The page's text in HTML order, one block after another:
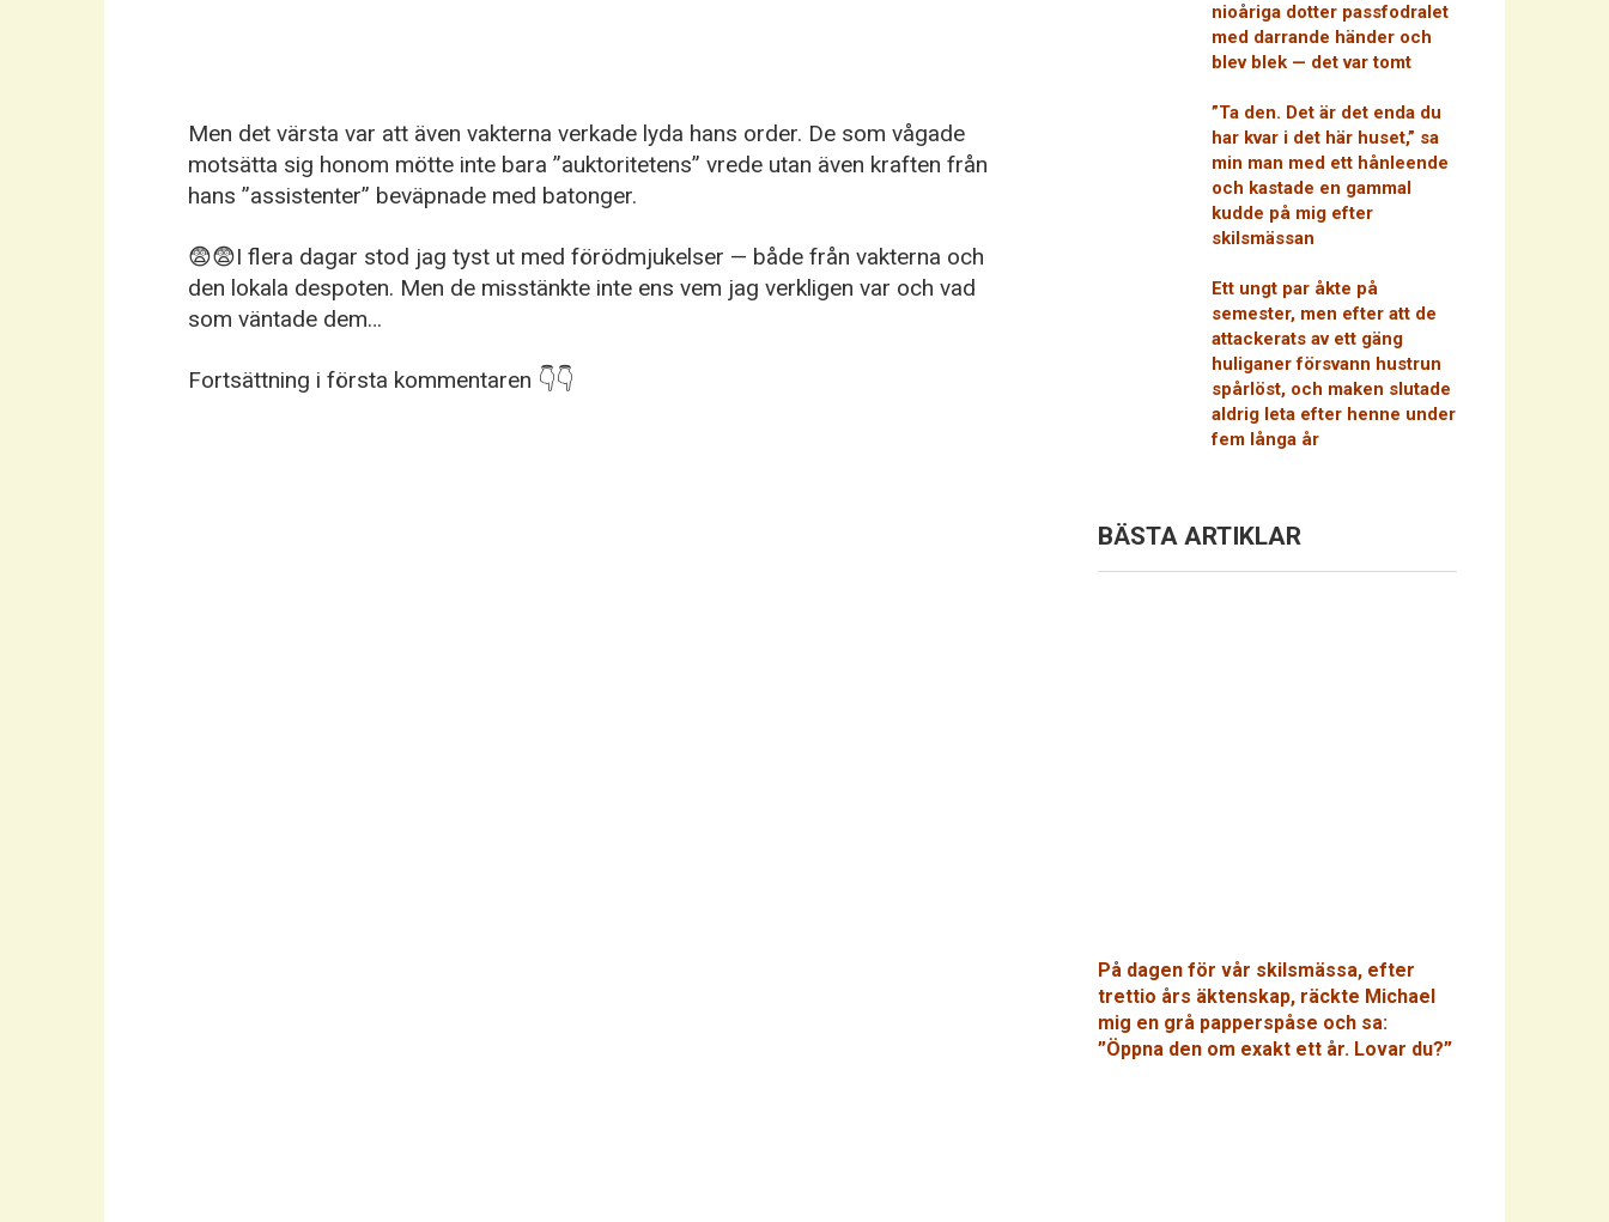
Men det värsta var att även vakterna verkade lyda hans order. De som vågade
motsätta sig honom mötte inte bara ”auktoritetens” vrede utan även kraften från
hans ”assistenter” beväpnade med batonger.
😨😨I flera dagar stod jag tyst ut med förödmjukelser — både från vakterna och
den lokala despoten. Men de misstänkte inte ens vem jag verkligen var och vad
som väntade dem…
Fortsättning i första kommentaren 👇👇
nioåriga dotter passfodralet
med darrande händer och
blev blek — det var tomt
”Ta den. Det är det enda du
har kvar i det här huset,” sa
min man med ett hånleende
och kastade en gammal
kudde på mig efter
skilsmässan
Ett ungt par åkte på
semester, men efter att de
attackerats av ett gäng
huliganer försvann hustrun
spårlöst, och maken slutade
aldrig leta efter henne under
fem långa år
BÄSTA ARTIKLAR
På dagen för vår skilsmässa, efter
trettio års äktenskap, räckte Michael
mig en grå papperspåse och sa:
”Öppna den om exakt ett år. Lovar du?”